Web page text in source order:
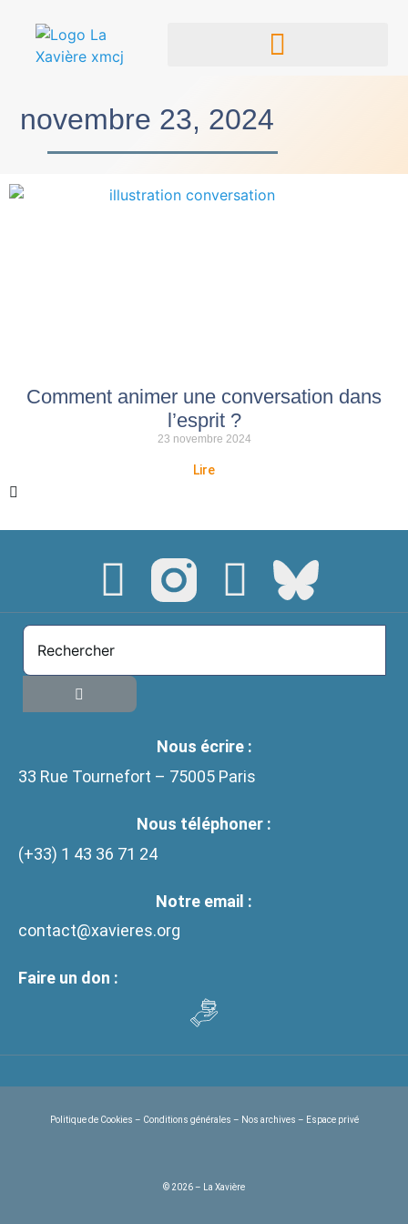
novembre 23, 2024
Comment animer une conversation dans
l’esprit ?
23 novembre 2024
Lire
Nous écrire :
33 Rue Tournefort – 75005 Paris
Nous téléphoner :
(+33) 1 43 36 71 24
Notre email :
contact@xavieres.org
Faire un don :
Politique de Cookies – Conditions générales – Nos archives – Espace privé
© 2026 – La Xavière